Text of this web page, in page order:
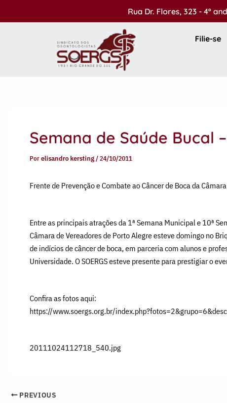
Rua Dr. Flores, 323 - 4º
Filie-se
Semana de Saúde Bucal
Porelisandro kersting/24/10/2011
Frente de Prevenção e Combate ao Câncer de Boca da
Entre as principais atrações da 1ª Semana Municipal e 10ª
Câmara de Vereadores de Porto Alegre esteve domingo no
de indícios de câncer de boca, em parceria com alunos e
Universidade. O SOERGS esteve presente para prestigiar o
Confira as fotos aqui:
https://www.soergs.org.br/
20111024112718_540.jpg
PREVIOUS